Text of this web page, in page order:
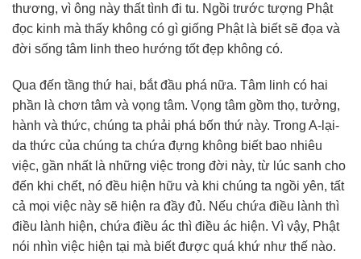
thương, vì ông này thất tình đi tu. Ngồi trước tượng Phật
đọc kinh mà thấy không có gì giống Phật là biết sẽ đọa và
đời sống tâm linh theo hướng tốt đẹp không có.
Qua đến tầng thứ hai, bắt đầu phá nữa. Tâm linh có hai
phần là chơn tâm và vọng tâm. Vọng tâm gồm thọ, tưởng,
hành và thức, chúng ta phải phá bốn thứ này. Trong A-lại-
da thức của chúng ta chứa đựng không biết bao nhiêu
việc, gần nhất là những việc trong đời này, từ lúc sanh cho
đến khi chết, nó đều hiện hữu và khi chúng ta ngồi yên, tất
cả mọi việc này sẽ hiện ra đầy đủ. Nếu chứa điều lành thì
điều lành hiện, chứa điều ác thì điều ác hiện. Vì vậy, Phật
nói nhìn việc hiện tại mà biết được quá khứ như thế nào.